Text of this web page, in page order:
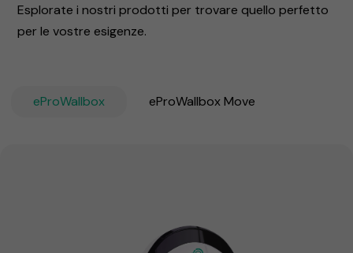
Esplorate i nostri prodotti per trovare quello perfetto
per le vostre esigenze.
eProWallbox eProWallbox Move